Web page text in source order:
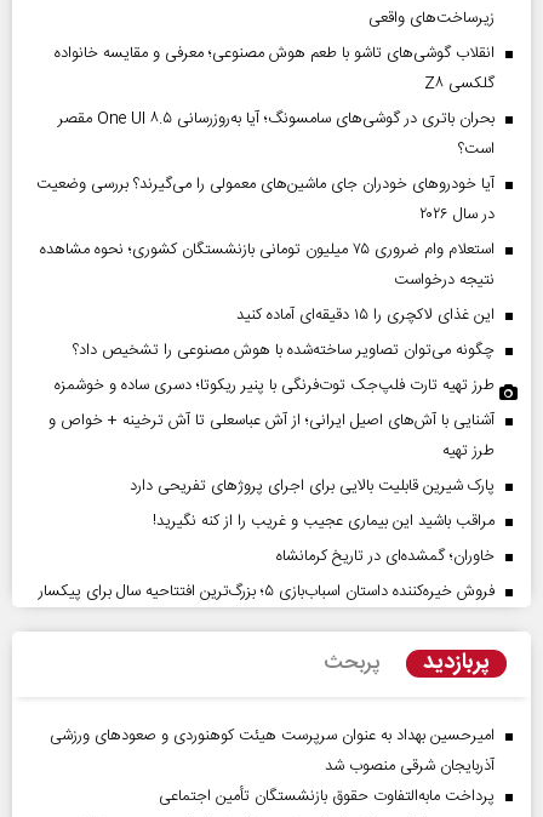
زیرساخت‌های واقعی
انقلاب گوشی‌های تاشو‌ با طعم هوش مصنوعی؛ معرفی و مقایسه خانواده
گلکسی Z۸
بحران باتری در گوشی‌های سامسونگ؛ آیا به‌روزرسانی One UI ۸.۵ مقصر
است؟
آیا خودروهای خودران جای ماشین‌های معمولی را می‌گیرند؟ بررسی وضعیت
در سال ۲۰۲۶
استعلام وام ضروری ۷۵ میلیون تومانی بازنشستگان کشوری؛ نحوه مشاهده
نتیجه درخواست
این غذای لاکچری را ۱۵ دقیقه‌ای آماده کنید
چگونه می‌توان تصاویر ساخته‌شده با هوش مصنوعی را تشخیص داد؟
طرز تهیه تارت فلپ‌جک توت‌فرنگی با پنیر ریکوتا؛ دسری ساده و خوشمزه
آشنایی با آش‌های اصیل ایرانی؛ از آش عباسعلی تا آش ترخینه + خواص و
طرز تهیه
پارک شیرین قابلیت‌ بالایی برای اجرای پروژهای تفریحی دارد
مراقب باشید این بیماری عجیب و غریب را از کنه نگیرید!
خاوران؛ گمشده‌ای در تاریخ کرمانشاه
فروش خیره‌کننده داستان اسباب‌بازی ۵؛ بزرگ‌ترین افتتاحیه سال برای پیکسار
پربازدید پربحث
امیرحسین بهداد به عنوان سرپرست هیئت کوهنوردی و صعودهای ورزشی
آذربایجان شرقی منصوب شد
پرداخت مابه‌التفاوت حقوق بازنشستگان تأمین اجتماعی